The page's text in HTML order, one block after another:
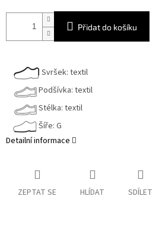
Přidat do košíku
Svršek: textil
Podšívka: textil
Stélka: textil
Šíře: G
Detailní informace
ZEPTAT SE HLÍDAT SDÍLET